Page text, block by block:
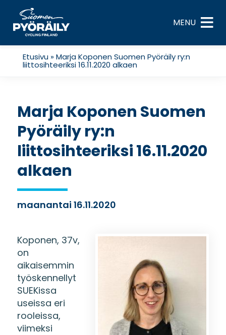
content
MENU
Etusivu»Marja Koponen Suomen Pyöräily ry:n
liittosihteeriksi 16.11.2020 alkaen
Marja Koponen Suomen
Pyöräily ry:n
liittosihteeriksi 16.11.2020
alkaen
maanantai 16.11.2020
Koponen, 37v,
on
aikaisemmin
työskennellyt
SUEKissa
useissa eri
rooleissa,
viimeksi